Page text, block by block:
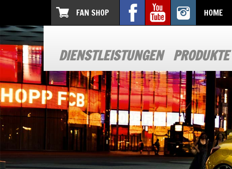
FAN SHOP HOME
DIENSTLEISTUNGEN PRODUKTE